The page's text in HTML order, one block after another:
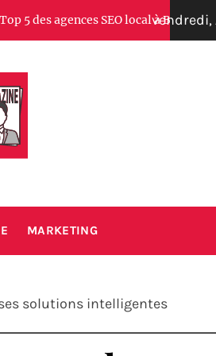
SEO local à Biarritz en 2026 :
vendredi,
MARKETING
solutions intelligentes